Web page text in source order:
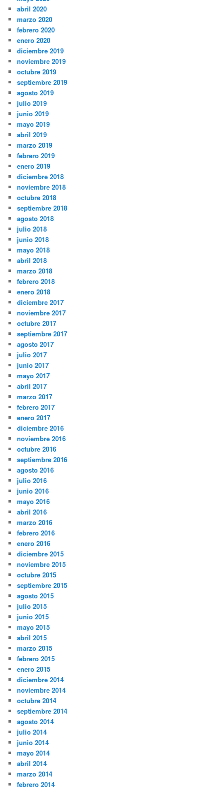
abril 2020
marzo 2020
febrero 2020
enero 2020
diciembre 2019
noviembre 2019
octubre 2019
septiembre 2019
agosto 2019
julio 2019
junio 2019
mayo 2019
abril 2019
marzo 2019
febrero 2019
enero 2019
diciembre 2018
noviembre 2018
octubre 2018
septiembre 2018
agosto 2018
julio 2018
junio 2018
mayo 2018
abril 2018
marzo 2018
febrero 2018
enero 2018
diciembre 2017
noviembre 2017
octubre 2017
septiembre 2017
agosto 2017
julio 2017
junio 2017
mayo 2017
abril 2017
marzo 2017
febrero 2017
enero 2017
diciembre 2016
noviembre 2016
octubre 2016
septiembre 2016
agosto 2016
julio 2016
junio 2016
mayo 2016
abril 2016
marzo 2016
febrero 2016
enero 2016
diciembre 2015
noviembre 2015
octubre 2015
septiembre 2015
agosto 2015
julio 2015
junio 2015
mayo 2015
abril 2015
marzo 2015
febrero 2015
enero 2015
diciembre 2014
noviembre 2014
octubre 2014
septiembre 2014
agosto 2014
julio 2014
junio 2014
mayo 2014
abril 2014
marzo 2014
febrero 2014